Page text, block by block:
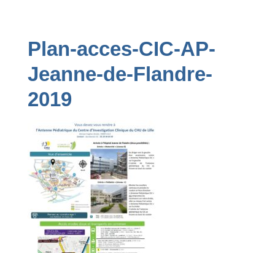
Plan-acces-CIC-AP-
Jeanne-de-Flandre-
2019